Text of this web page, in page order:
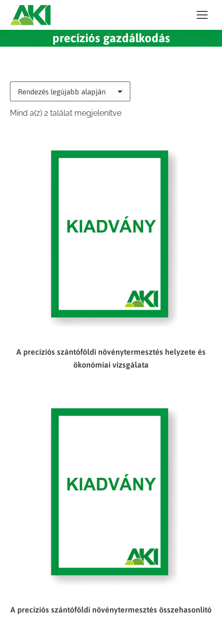
precíziós gazdálkodás
Mind a(z) 2 találat megjelenítveSorted
A precíziós szántóföldi növénytermesztés helyzete és
ökonómiai vizsgálata
A precíziós szántóföldi növénytermesztés összehasonlító